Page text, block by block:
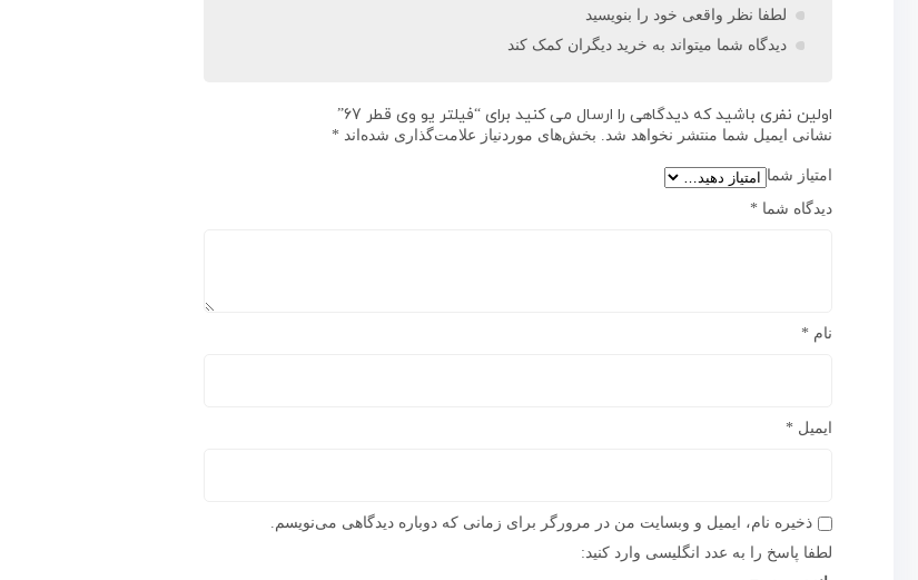
لطفا نظر واقعی خود را بنویسید
دیدگاه شما میتواند به خرید دیگران کمک کند
اولین نفری باشید که دیدگاهی را ارسال می کنید برای “فیلتر یو وی قطر 67”
نشانی ایمیل شما منتشر نخواهد شد. بخش‌های موردنیاز علامت‌گذاری شده‌اند *
امتیاز شما
دیدگاه شما *
نام *
ایمیل *
ذخیره نام، ایمیل و وبسایت من در مرورگر برای زمانی که دوباره دیدگاهی می‌نویسم.
لطفا پاسخ را به عدد انگلیسی وارد کنید: